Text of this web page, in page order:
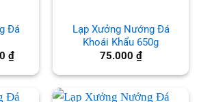
Đá
₫Giá
tại
75.000 ₫.
Lạp Xưởng Nướng Đá
Khoái Khẩu 650g
75.000 ₫